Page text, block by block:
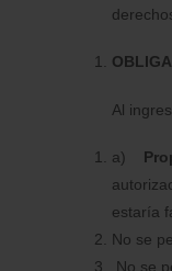
Al
a)
estaría
No se
No se